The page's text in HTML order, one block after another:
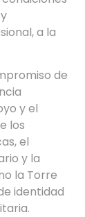
a la
de
y el
los
el
y la
la Torre
identidad